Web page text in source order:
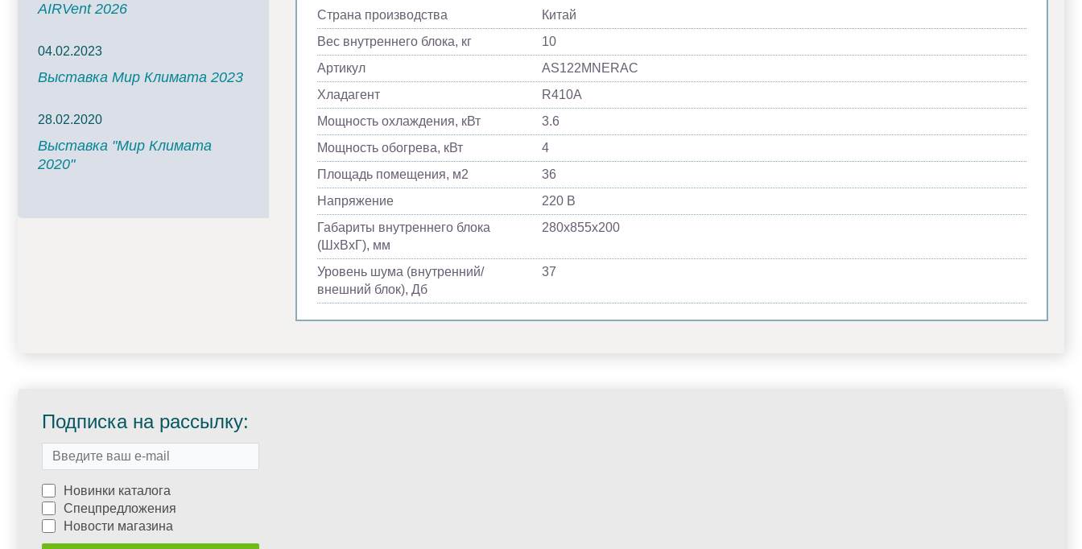
AIRVent 2026
04.02.2023
Выставка Мир Климата 2023
28.02.2020
Выставка "Мир Климата
2020"
Страна производства
Китай
Вес внутреннего блока, кг
10
Артикул
AS122MNERAC
Хладагент
R410A
Мощность охлаждения, кВт
3.6
Мощность обогрева, кВт
4
Площадь помещения, м2
36
Напряжение
220 В
Габариты внутреннего блока
(ШхВхГ), мм
280х855х200
Уровень шума (внутренний/
внешний блок), Дб
37
Подписка на рассылку:
Новинки каталога
Спецпредложения
Новости магазина